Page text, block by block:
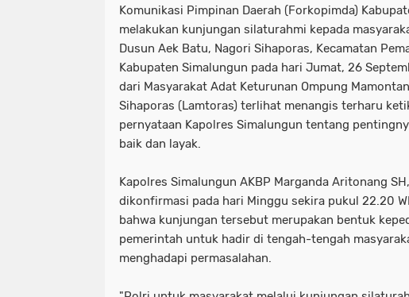
Komunikasi Pimpinan Daerah (Forkopimda)
melakukan kunjungan silaturahmi kepada
Dusun Aek Batu, Nagori Sihaporas, Kecamatan
Kabupaten Simalungun pada hari Jumat, 26
dari Masyarakat Adat Keturunan Ompung
Sihaporas (Lamtoras) terlihat menangis terharu
pernyataan Kapolres Simalungun tentang
baik dan layak.
Kapolres Simalungun AKBP Marganda Aritonang
dikonfirmasi pada hari Minggu sekira pukul 22.20
bahwa kunjungan tersebut merupakan bentuk
pemerintah untuk hadir di tengah-tengah
menghadapi permasalahan.